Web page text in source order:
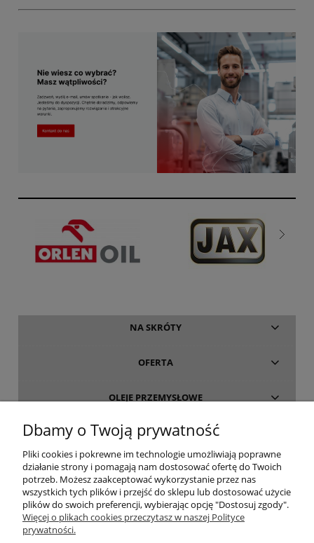
NA SKRÓTY
OFERTA
OLEJE PRZEMYSŁOWE
INFORMACJE
O FIRMIE
Dbamy o Twoją prywatność
Pliki cookies i pokrewne im technologie umożliwiają poprawne
działanie strony i pomagają nam dostosować ofertę do Twoich
potrzeb. Możesz zaakceptować wykorzystanie przez nas
wszystkich tych plików i przejść do sklepu lub dostosować użycie
plików do swoich preferencji, wybierając opcję "Dostosuj zgody".
Więcej o plikach cookies przeczytasz w naszej Polityce
prywatności.